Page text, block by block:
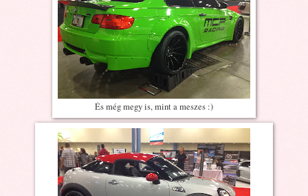
És még megy is, mint a meszes :)